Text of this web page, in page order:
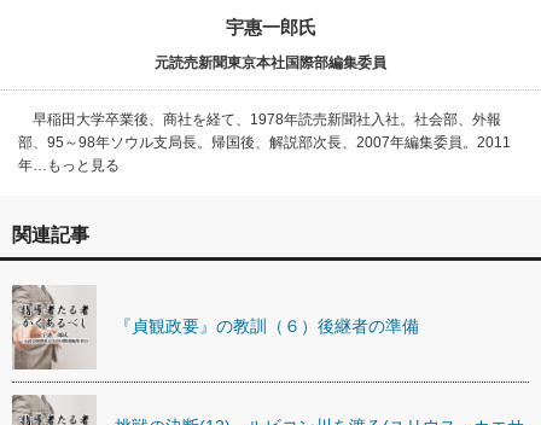
宇惠一郎氏
元読売新聞東京本社国際部編集委員
早稲田大学卒業後、商社を経て、1978年読売新聞社入社。社会部、外報
部、95～98年ソウル支局長。帰国後、解説部次長、2007年編集委員。2011
年…もっと見る
関連記事
『貞観政要』の教訓（６）後継者の準備